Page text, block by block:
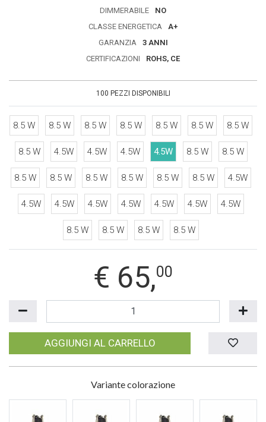
DIMMERABILE
NO
CLASSE ENERGETICA
A+
GARANZIA
3 ANNI
CERTIFICAZIONI
ROHS, CE
100 PEZZI DISPONIBILI
8.5 W 8.5 W 8.5 W 8.5 W 8.5 W 8.5 W 8.5 W
8.5 W 4.5W 4.5W 4.5W 4.5W 8.5 W 8.5 W
8.5 W 8.5 W 8.5 W 8.5 W 8.5 W 8.5 W 4.5W
4.5W 4.5W 4.5W 4.5W 4.5W 4.5W 4.5W
8.5 W 8.5 W 8.5 W 8.5 W
€ 65,00
AGGIUNGI AL CARRELLO
Variante colorazione